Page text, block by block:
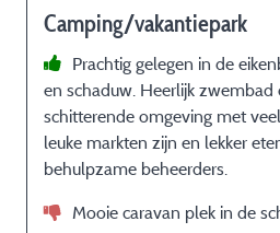
Camping/vakantiepark
Prachtig gelegen in de
en schaduw. Heerlijk
schitterende omgeving met
leuke markten zijn en lekker
behulpzame beheerders.
Mooie caravan plek in de